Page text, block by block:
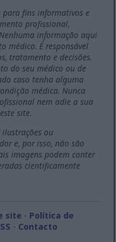
para fins informativos e
profissional,
informação aqui
médico. É responsável
tratamento e decisões.
do seu médico ou de
caso tenha alguma
médica. Nunca
nem adie a sua
site.
ou
e, por isso, não são
imagens podem conter
cientificamente
site - Política de
- Contacto